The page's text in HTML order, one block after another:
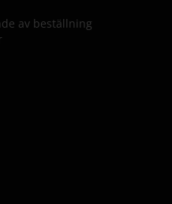
av beställning